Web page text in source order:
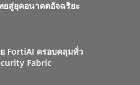
สู่ยุคอนาคตอัจฉริยะ
FortiAI ครอบคลุมทั่ว
Fabric